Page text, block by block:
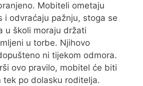
Mobiteli ometaju
i odvraćaju pažnju, stoga se
u školi moraju držati
u torbe. Njihovo
ni tijekom odmora.
ovo pravilo, mobitel će biti
tek po dolasku roditelja.